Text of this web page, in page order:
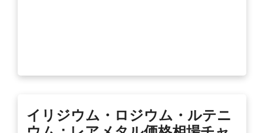
イリジウム・ロジウム・ルテニ